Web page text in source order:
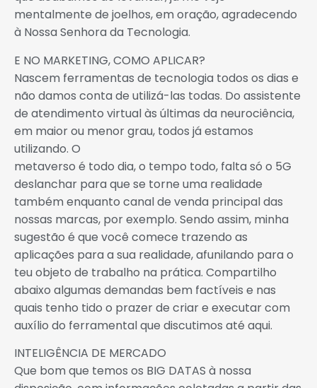
mentalmente de joelhos, em oração, agradecendo
à Nossa Senhora da Tecnologia.
E NO MARKETING, COMO APLICAR?
Nascem ferramentas de tecnologia todos os dias e
não damos conta de utilizá-las todas. Do assistente
de atendimento virtual às últimas da neurociência,
em maior ou menor grau, todos já estamos
utilizando. O
metaverso é todo dia, o tempo todo, falta só o 5G
deslanchar para que se torne uma realidade
também enquanto canal de venda principal das
nossas marcas, por exemplo. Sendo assim, minha
sugestão é que você comece trazendo as
aplicações para a sua realidade, afunilando para o
teu objeto de trabalho na prática. Compartilho
abaixo algumas demandas bem factíveis e nas
quais tenho tido o prazer de criar e executar com
auxílio do ferramental que discutimos até aqui.
INTELIGÊNCIA DE MERCADO
Que bom que temos os BIG DATAS à nossa